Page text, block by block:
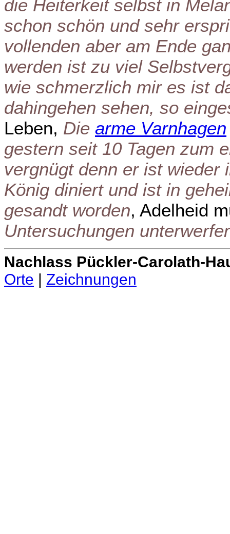
die Heiterkeit selbst in
schon schön und sehr
vollenden aber am Ende
werden ist zu viel
wie schmerzlich mir es ist
dahingehen sehen, so
Leben, Die arme Varnhagen
gestern seit 10 Tagen zum
vergnügt denn er ist wieder
König diniert und ist in
gesandt worden, Adelheid
Untersuchungen
Nachlass Pückler-Carolath-
Orte | Zeichnungen